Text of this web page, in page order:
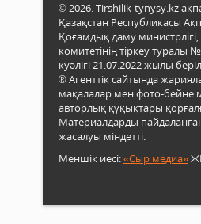
© 2026. Tirshilik-tynysy.kz
Қазақстан Республикасы
Қоғамдық даму
комитетінің тіркеу туралы
куәлігі 21.07.2022 жылы
® Агенттік сайтында
мақалалар мен фото-бейне
авторлық құқықтары
Материалдарды
жасалуы міндетті.
Меншік иесі:«Сыр медиа»